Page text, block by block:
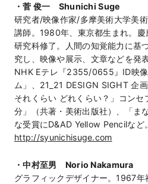
・菅 俊一 Shunichi Suge
研究者/映像作家/多摩美術大学美
講師。1980年、東京都生まれ。
研究科修了。人間の知覚能力に基
究し、映像や展示、文章などを発
NHK Eテレ『2355/0655』ID映
ム」、21_21 DESIGN SIGHT 企
それくらい どれくらい？」コン
分」（共著・美術出版社）、「ま
な受賞にD&AD Yellow Pencilなど。
http://syunichisuge.com
・中村至男 Norio Nakamura
グラフィックデザイナー。1967